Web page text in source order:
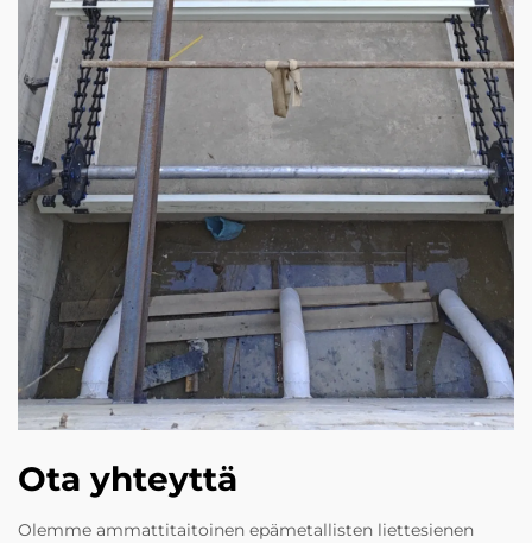
Ota yhteyttä
Olemme ammattitaitoinen epämetallisten liettesienen